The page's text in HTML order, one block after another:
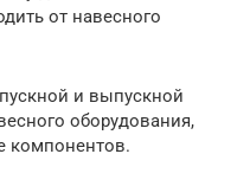
от навесного
и выпускной
оборудования,
компонентов.